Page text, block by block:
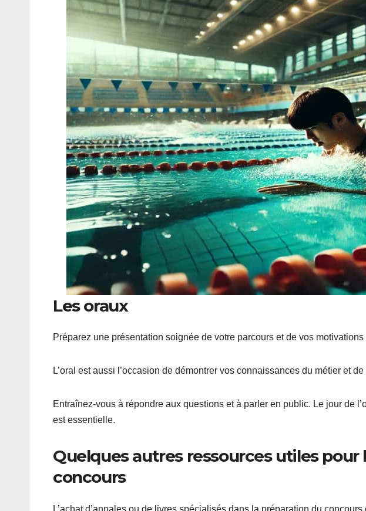
Les oraux
Préparez une présentation soignée de votre parcours et de vos
L’oral est aussi l’occasion de démontrer vos connaissances du métier et
Entraînez-vous à répondre aux questions et à parler en public. Le jour de
est essentielle.
Quelques autres ressources utiles
concours
L’achat d’annales ou de livres spécialisés dans la préparation du